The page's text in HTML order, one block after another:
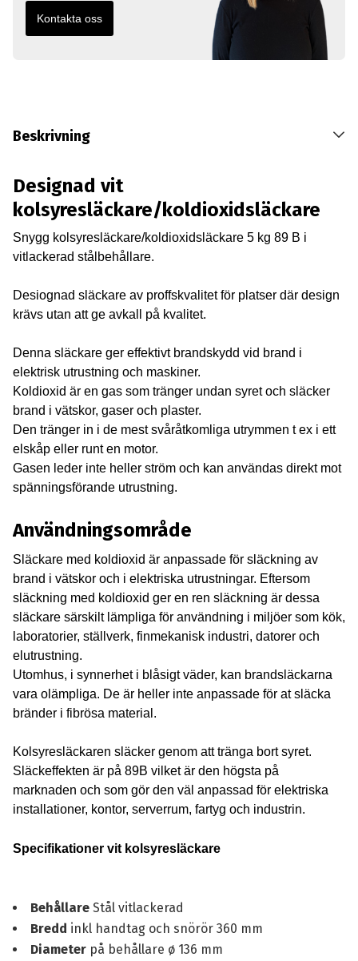
Kontakta oss
Beskrivning
Designad vit
kolsyresläckare/koldioxidsläckare
Snygg kolsyresläckare/koldioxidsläckare 5 kg 89 B i
vitlackerad stålbehållare.
Desiognad släckare av proffskvalitet för platser där design
krävs utan att ge avkall på kvalitet.
Denna släckare ger effektivt brandskydd vid brand i
elektrisk utrustning och maskiner.
Koldioxid är en gas som tränger undan syret och släcker
brand i vätskor, gaser och plaster.
Den tränger in i de mest svåråtkomliga utrymmen t ex i ett
elskåp eller runt en motor.
Gasen leder inte heller ström och kan användas direkt mot
spänningsförande utrustning.
Användningsområde
Släckare med koldioxid är anpassade för släckning av
brand i vätskor och i elektriska utrustningar. Eftersom
släckning med koldioxid ger en ren släckning är dessa
släckare särskilt lämpliga för användning i miljöer som kök,
laboratorier, ställverk, finmekanisk industri, datorer och
elutrustning.
Utomhus, i synnerhet i blåsigt väder, kan brandsläckarna
vara olämpliga. De är heller inte anpassade för at släcka
bränder i fibrösa material.
Kolsyresläckaren släcker genom att tränga bort syret.
Släckeffekten är på 89B vilket är den högsta på
marknaden och som gör den väl anpassad för elektriska
installationer, kontor, serverrum, fartyg och industrin.
Specifikationer vit kolsyresläckare
BehållareStål vitlackerad
Bredd inkl handtag och snörör 360 mm
Diameterpå behållare ø 136 mm